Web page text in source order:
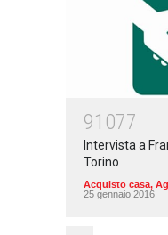
91077
Intervista a
Torino
Acquisto casa,
25 gennaio 2016